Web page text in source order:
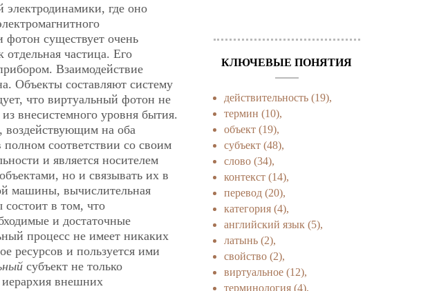
где оно
существует очень
частица. Его
Взаимодействие
Объекты составляют систему
что виртуальный фотон не
внесистемного уровня бытия.
воздействующим на оба
полном соответствии со своим
и является носителем
но и связывать их в
машины, вычислительная
состоит в том, что
и достаточные
процесс не имеет никаких
ресурсов и пользуется ими
субъект не только
иерархия внешних
КЛЮЧЕВЫЕ ПОНЯТИЯ
действительность (19),
термин (10),
объект (19),
субъект (48),
слово (34),
контекст (14),
перевод (20),
категория (4),
английский язык (5),
латынь (2),
свойство (2),
виртуальное (12),
терминология (4),